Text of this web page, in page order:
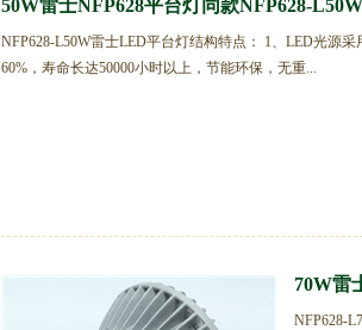
50W雷士NFP628平台灯同款NFP628-
NFP628-L50W雷士LED平台灯结构特点： 1、LED光源
60%，寿命长达50000小时以上，节能环保，无重...
70W雷
NFP628-